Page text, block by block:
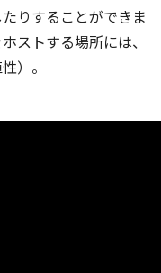
りすることができま
ストする場所には、
）。